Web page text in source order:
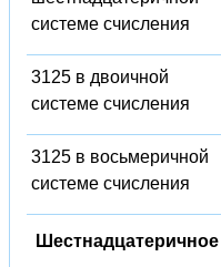
системе счисления
3125 в двоичной
системе счисления
3125 в восьмеричной
системе счисления